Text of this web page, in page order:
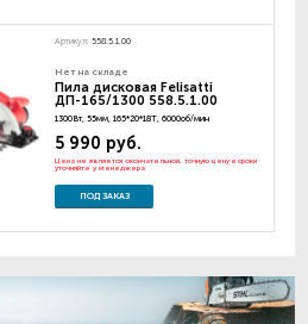
Артикул: 558.5.1.00
Нет на складе
Пила дисковая Felisatti
ДП-165/1300 558.5.1.00
1300Вт, 55мм, 165*20*18Т, 6000об/мин
5 990 руб.
Цена не является окончательной, точную цену и сроки
уточняйте у менеджера
ПОД ЗАКАЗ